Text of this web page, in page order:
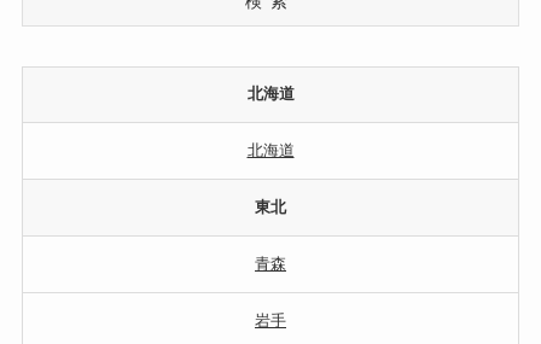
北海道
北海道
東北
青森
岩手